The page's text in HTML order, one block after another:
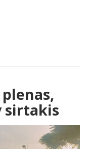
sirtakis